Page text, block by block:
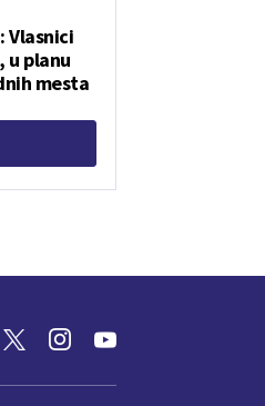
Vlasnici
u planu
mesta